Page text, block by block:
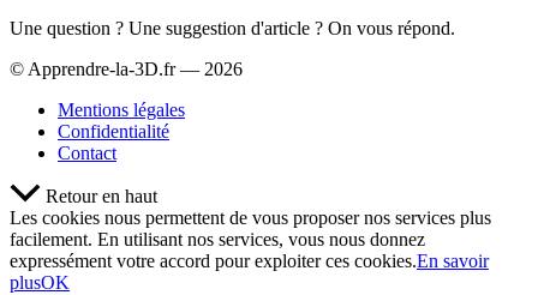
Une question ? Une suggestion d'article ? On vous répond.
© Apprendre-la-3D.fr — 2026
Mentions légales
Confidentialité
Contact
Retour en haut
Les cookies nous permettent de vous proposer nos services plus
facilement. En utilisant nos services, vous nous donnez
expressément votre accord pour exploiter ces cookies.En savoir
plusOK